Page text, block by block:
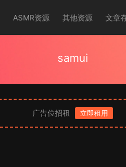
ASMR资源 其他资源 文章
samui
广告位招租 立即租用